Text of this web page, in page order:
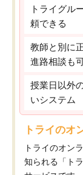
トライグル
頼できる
教師と別に
進路相談も
授業日以外
いシステム
トライのオ
トライのオン
知られる「ト